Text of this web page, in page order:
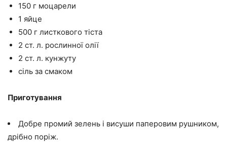
150 г моцарели
1 яйце
500 г листкового тіста
2 ст. л. рослинної олії
2 ст. л. кунжуту
сіль за смаком
Приготування
Добре промий зелень і висуши паперовим рушником,
дрібно поріж.